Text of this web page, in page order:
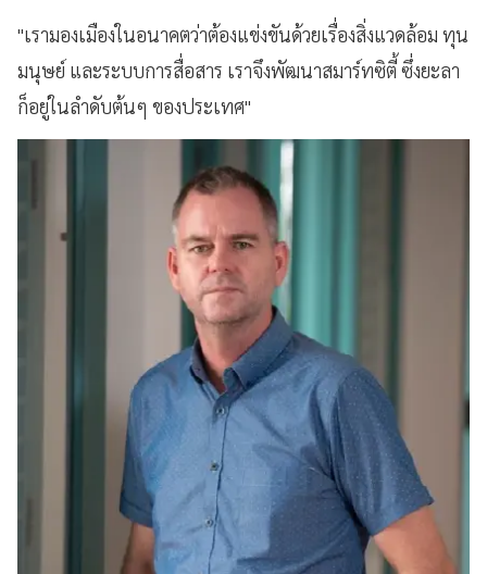
"เรามองเมืองในอนาคตว่าต้องแข่งขันด้วยเรื่องสิ่งแวดล้อม ทุน
มนุษย์ และระบบการสื่อสาร เราจึงพัฒนาสมาร์ทซิตี้ ซึ่งยะลา
ก็อยู่ในลำดับต้นๆ ของประเทศ"